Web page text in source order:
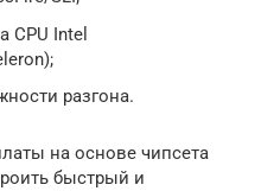
CPU Intel
разгона.
на основе чипсета
быстрый и